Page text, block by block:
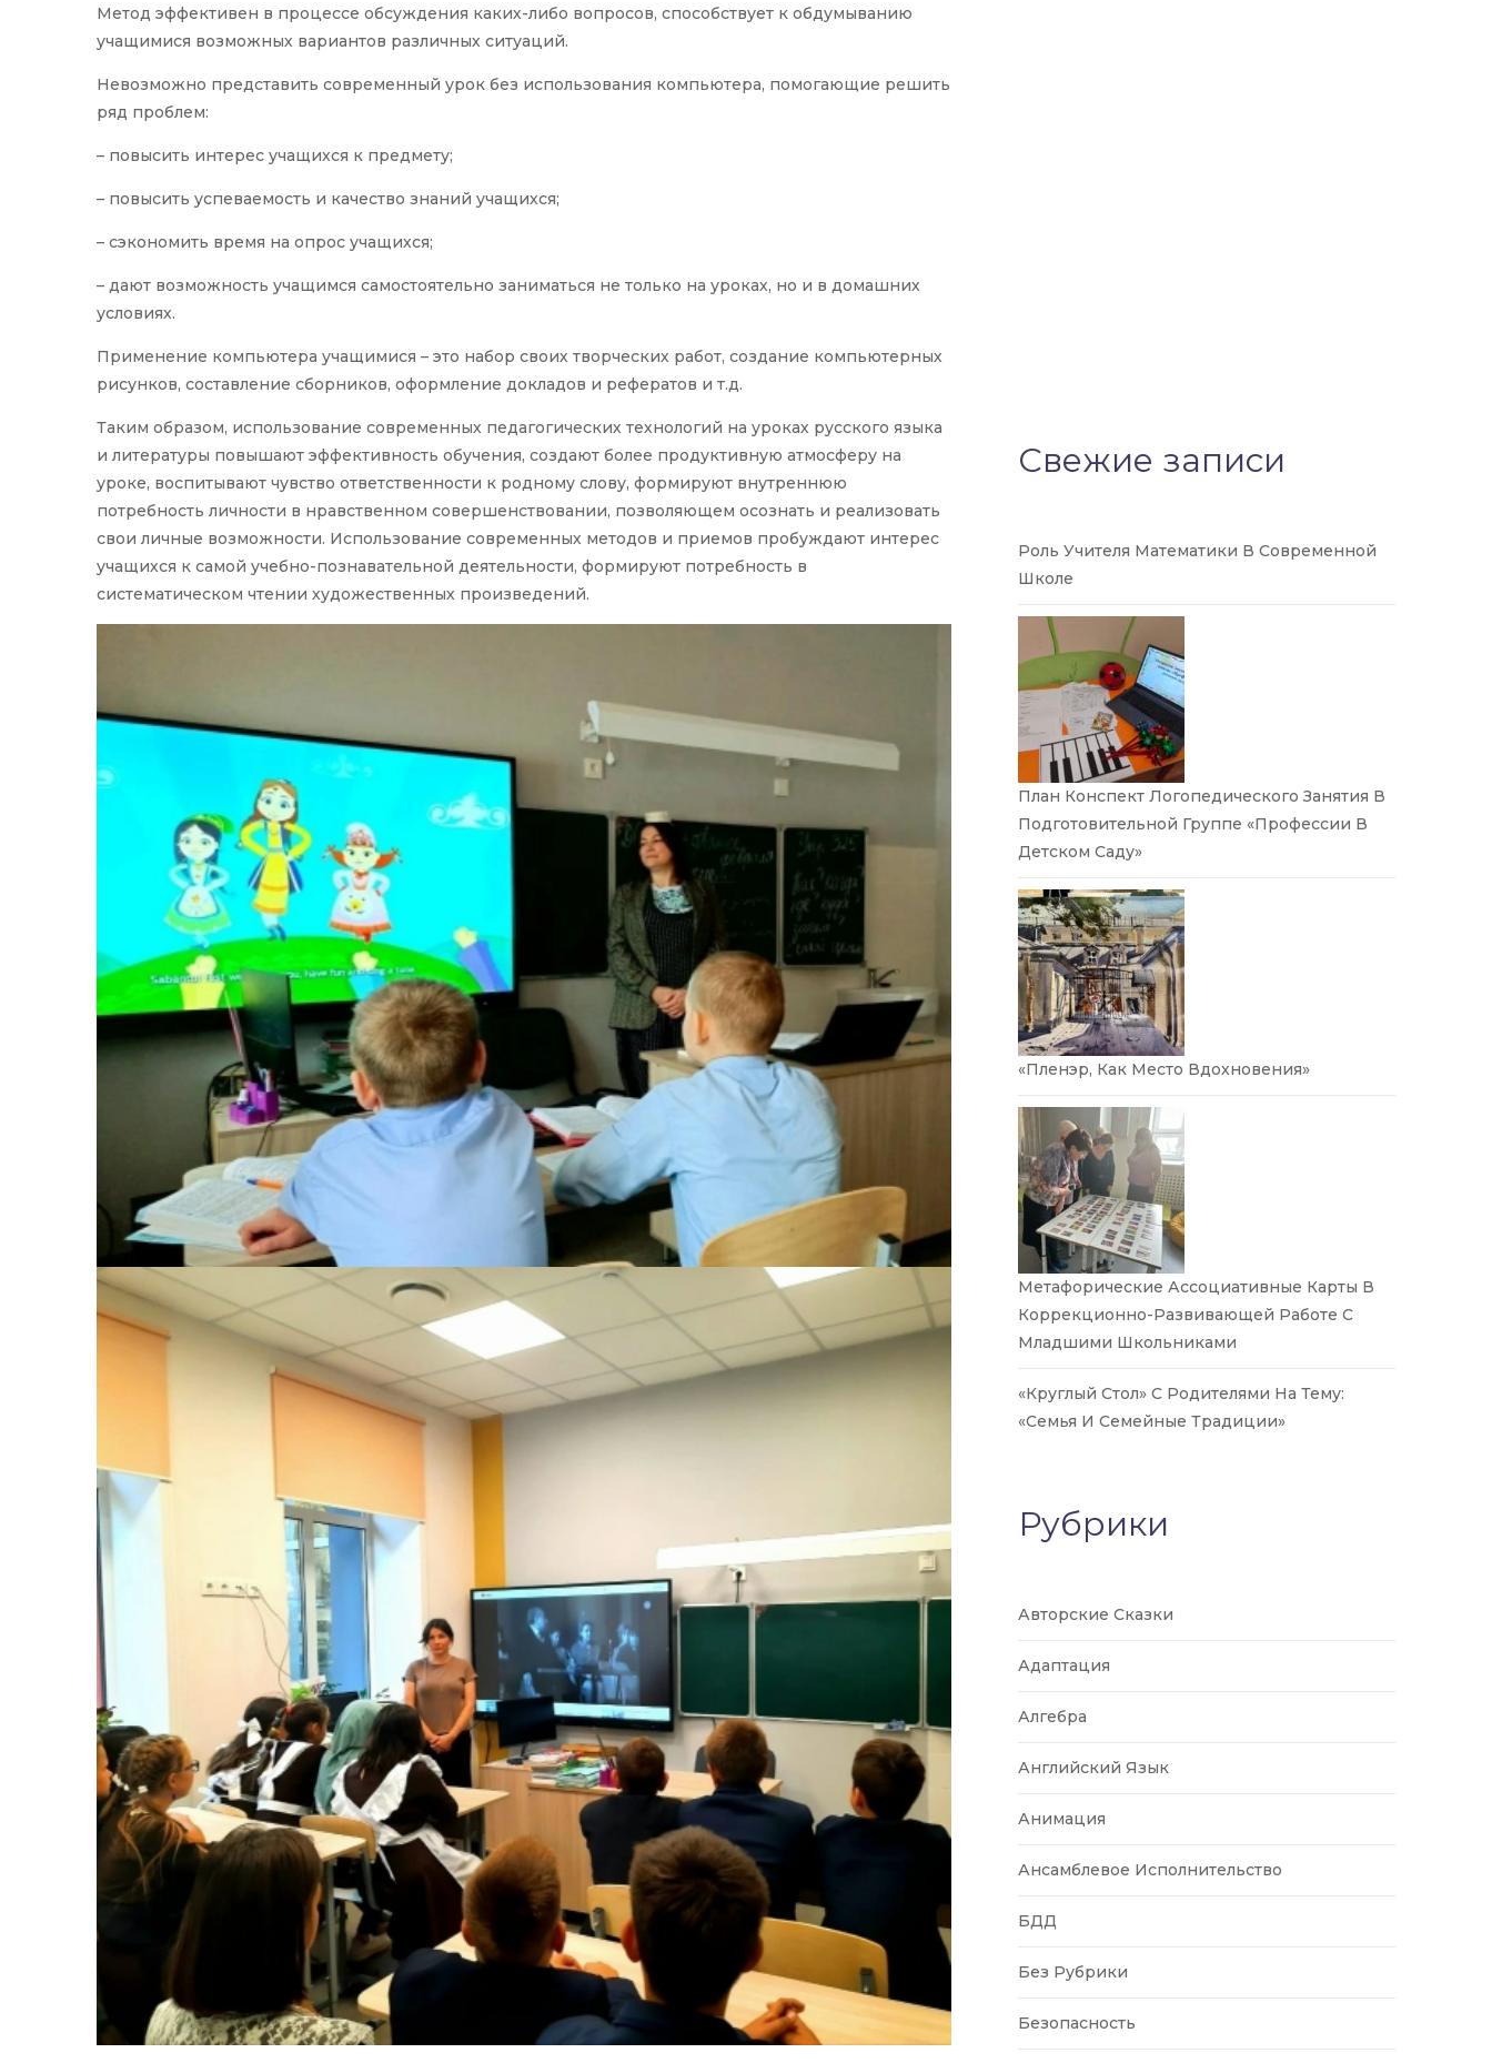
Метод эффективен в процессе обсуждения каких-либо вопросов, способствует к обдумыванию
учащимися возможных вариантов различных ситуаций.
Невозможно представить современный урок без использования компьютера, помогающие решить
ряд проблем:
– повысить интерес учащихся к предмету;
– повысить успеваемость и качество знаний учащихся;
– сэкономить время на опрос учащихся;
– дают возможность учащимся самостоятельно заниматься не только на уроках, но и в домашних
условиях.
Применение компьютера учащимися – это набор своих творческих работ, создание компьютерных
рисунков, составление сборников, оформление докладов и рефератов и т.д.
Таким образом, использование современных педагогических технологий на уроках русского языка
и литературы повышают эффективность обучения, создают более продуктивную атмосферу на
уроке, воспитывают чувство ответственности к родному слову, формируют внутреннюю
потребность личности в нравственном совершенствовании, позволяющем осознать и реализовать
свои личные возможности. Использование современных методов и приемов пробуждают интерес
учащихся к самой учебно-познавательной деятельности, формируют потребность в
систематическом чтении художественных произведений.
Свежие записи
Роль Учителя Математики В Современной
Школе
План Конспект Логопедического Занятия В
Подготовительной Группе «Профессии В
Детском Саду»
«Пленэр, Как Место Вдохновения»
Метафорические Ассоциативные Карты В
Коррекционно-Развивающей Работе С
Младшими Школьниками
«Круглый Стол» С Родителями На Тему:
«Семья И Семейные Традиции»
Рубрики
Авторские Сказки
Адаптация
Алгебра
Английский Язык
Анимация
Ансамблевое Исполнительство
БДД
Без Рубрики
Безопасность